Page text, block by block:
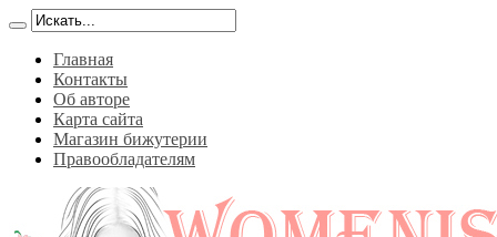
Главная
Контакты
Об авторе
Карта сайта
Магазин бижутерии
Правообладателям